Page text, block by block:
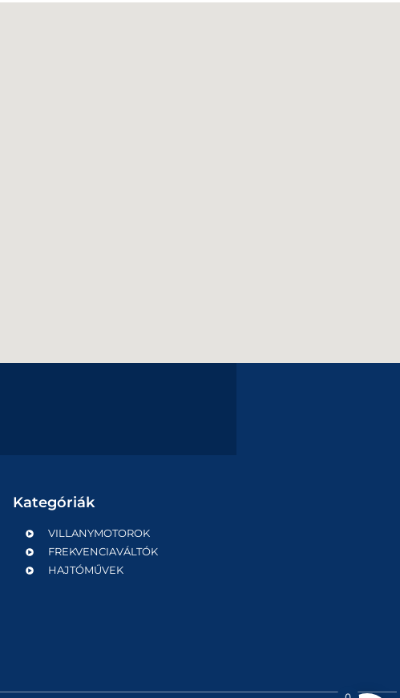
Kategóriák
VILLANYMOTOROK
FREKVENCIAVÁLTÓK
HAJTÓMŰVEK